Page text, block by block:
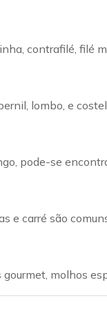
contrafilé, filé
lombo, e
pode-se
e carré são
molhos